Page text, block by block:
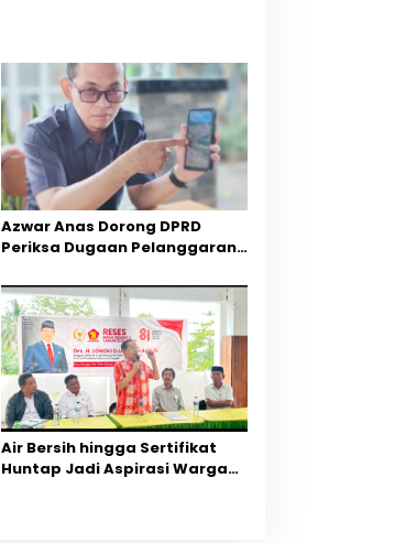
Azwar Anas Dorong DPRD
Periksa Dugaan Pelanggaran
CPM
Air Bersih hingga Sertifikat
Huntap Jadi Aspirasi Warga